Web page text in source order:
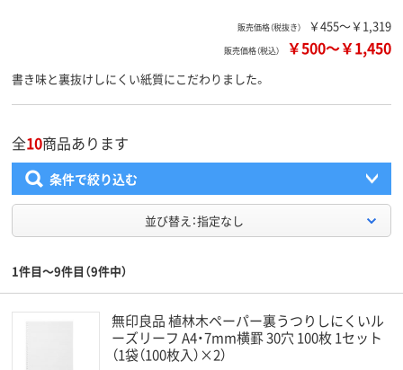
販売価格（税抜き） ￥455～￥1,319
販売価格（税込） ￥500～￥1,450
書き味と裏抜けしにくい紙質にこだわりました。
全10商品あります
条件で絞り込む
並び替え：指定なし
1件目～9件目（9件中）
無印良品 植林木ペーパー裏うつりしにくいル
ーズリーフ A4・7mm横罫 30穴 100枚 1セット
（1袋（100枚入）×2）